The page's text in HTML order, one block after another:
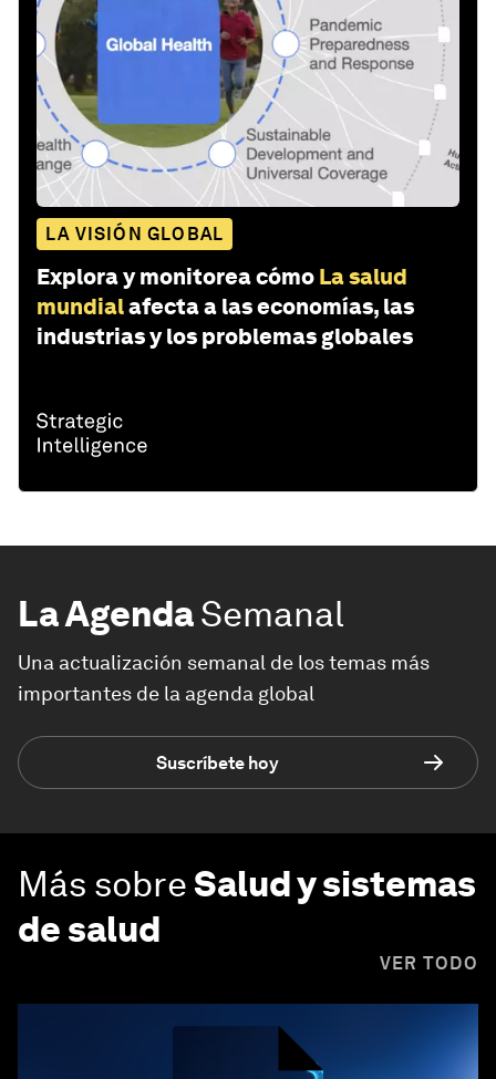
LA VISIÓN GLOBAL
Explora y monitorea cómo La salud
mundialafecta a las economías, las
industrias y los problemas globales
La AgendaSemanal
Una actualización semanal de los temas más
importantes de la agenda global
Suscríbete hoy
Más sobreSalud y sistemas
de salud
VER TODO